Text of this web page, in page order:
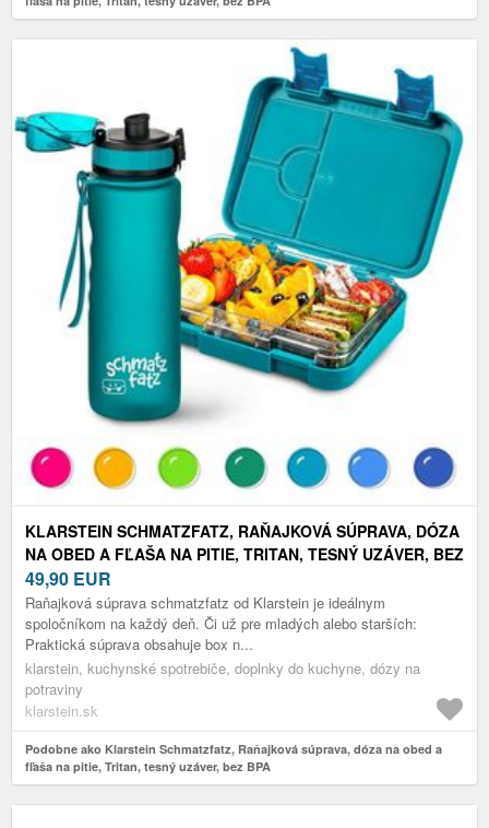
KLARSTEIN SCHMATZFATZ, RAŇAJKOVÁ SÚPRAVA, DÓZA
NA OBED A FĽAŠA NA PITIE, TRITAN, TESNÝ UZÁVER, BEZ
BPA
49,90 EUR
Raňajková súprava schmatzfatz od Klarstein je ideálnym
spoločníkom na každý deň. Či už pre mladých alebo starších:
Praktická súprava obsahuje box n...
klarstein, kuchynské spotrebiče, doplnky do kuchyne, dózy na
potraviny
klarstein.sk
Podobne ako Klarstein Schmatzfatz, Raňajková súprava, dóza na obed a
fľaša na pitie, Tritan, tesný uzáver, bez BPA